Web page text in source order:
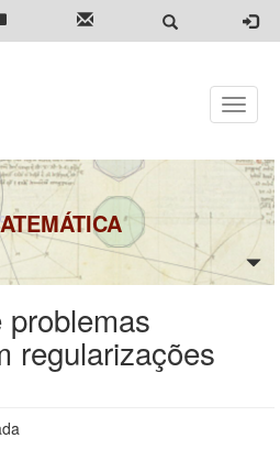
Toggle
regularizações